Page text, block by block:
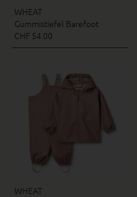
WHEAT
Gummistiefel Barefoot
CHF 54.00
WHEAT